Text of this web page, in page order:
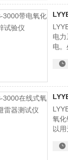
电
电
氧化
以